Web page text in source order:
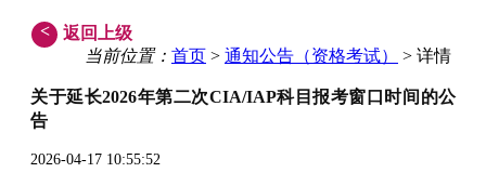
<
返回上级
当前位置： 首页 > 通知公告（资格考试） > 详情
关于延长2026年第二次CIA/IAP科目报考窗口时间的公
告
2026-04-17 10:55:52